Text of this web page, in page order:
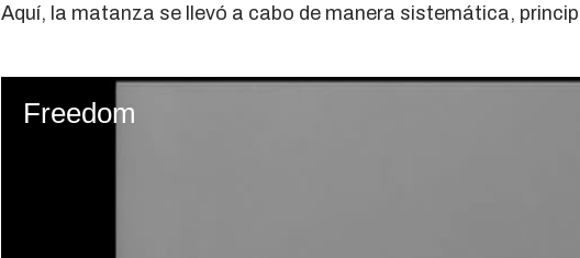
Aquí, la matanza se llevó a cabo de manera sistemática,
Freedom